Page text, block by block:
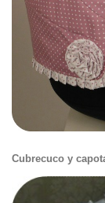
Cubrecuco y